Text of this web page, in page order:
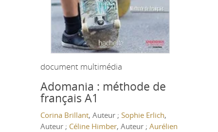
document multimédia
Adomania : méthode de
français A1
Corina Brillant, Auteur ; Sophie Erlich,
Auteur ; Céline Himber, Auteur ; Aurélien